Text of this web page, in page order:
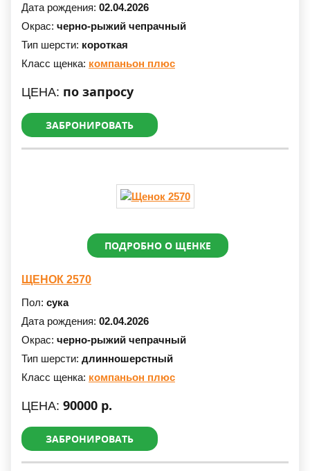
Дата рождения: 02.04.2026
Окрас: черно-рыжий чепрачный
Тип шерсти: короткая
Класс щенка: компаньон плюс
ЦЕНА: по запросу
ЗАБРОНИРОВАТЬ
ПОДРОБНО О ЩЕНКЕ
ЩЕНОК 2570
Пол: сука
Дата рождения: 02.04.2026
Окрас: черно-рыжий чепрачный
Тип шерсти: длинношерстный
Класс щенка: компаньон плюс
ЦЕНА: 90000 р.
ЗАБРОНИРОВАТЬ